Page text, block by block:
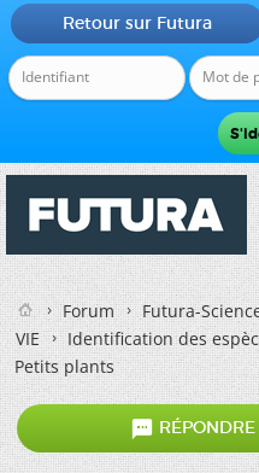
Retour sur Futura
Forum
Futura-
VIE
Identification des
Petits plants
